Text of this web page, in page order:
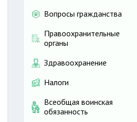
Вопросы гражданства
Правоохранительные
органы
Здравоохранение
Налоги
Всеобщая воинская
обязанность